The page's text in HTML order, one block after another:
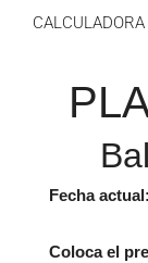
Fecha actual:
Coloca el